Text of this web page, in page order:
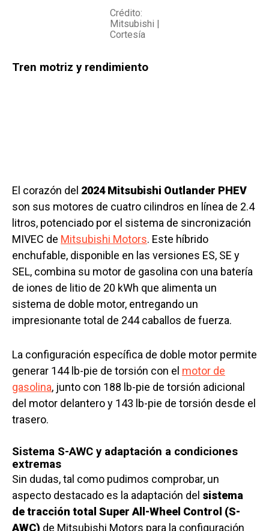
Crédito:
Mitsubishi |
Cortesía
Tren motriz y rendimiento
El corazón del 2024 Mitsubishi Outlander PHEV
son sus motores de cuatro cilindros en línea de 2.4
litros, potenciado por el sistema de sincronización
MIVEC de Mitsubishi Motors. Este híbrido
enchufable, disponible en las versiones ES, SE y
SEL, combina su motor de gasolina con una batería
de iones de litio de 20 kWh que alimenta un
sistema de doble motor, entregando un
impresionante total de 244 caballos de fuerza.
La configuración específica de doble motor permite
generar 144 lb-pie de torsión con el motor de
gasolina, junto con 188 lb-pie de torsión adicional
del motor delantero y 143 lb-pie de torsión desde el
trasero.
Sistema S-AWC y adaptación a condiciones
extremas
Sin dudas, tal como pudimos comprobar, un
aspecto destacado es la adaptación del sistema
de tracción total Super All-Wheel Control (S-
AWC) de Mitsubishi Motors para la configuración